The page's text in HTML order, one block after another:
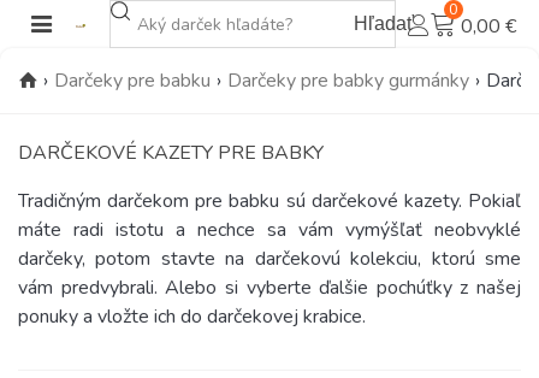
Hľadať
0
0,00 €
› Darčeky pre babku › Darčeky pre babky gurmánky ›
DARČEKOVÉ KAZETY PRE BABKY
Tradičným darčekom pre babku sú darčekové kazety. Pokiaľ
máte radi istotu a nechce sa vám vymýšľať neobvyklé
darčeky, potom stavte na darčekovú kolekciu, ktorú sme
vám predvybrali. Alebo si vyberte ďalšie pochúťky z našej
ponuky a vložte ich do darčekovej krabice.